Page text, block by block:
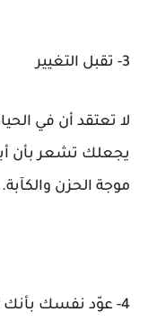
3- تقبل التغيير
لا تعتقد أن في
يجعلك تشعر بأن
موجة الحزن والكآبة.
4- عوّد نفسك بأنك لست مثالياً